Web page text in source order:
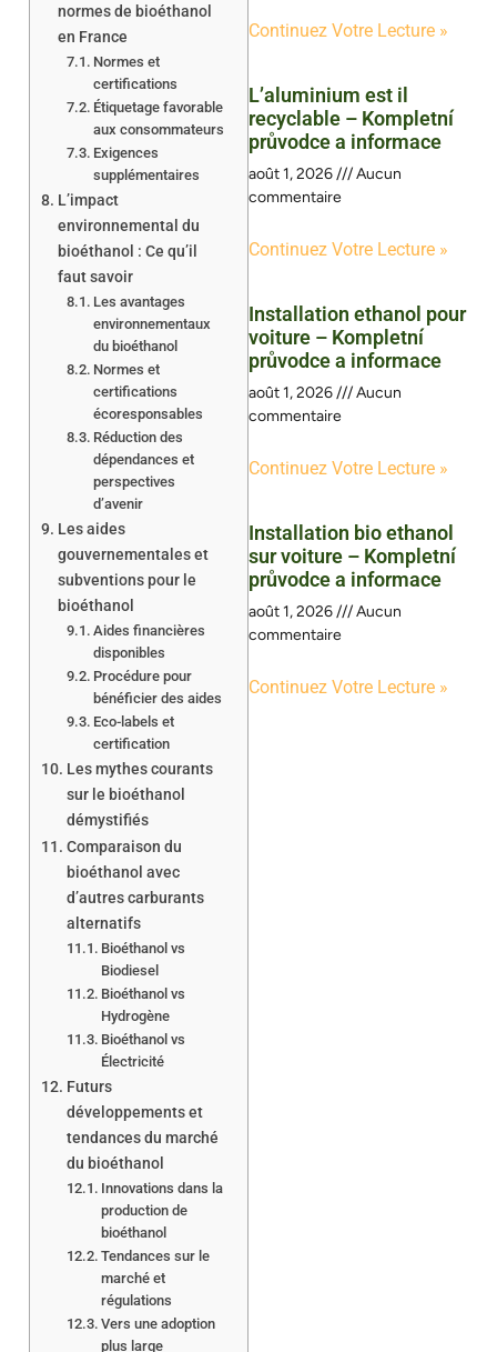
normes de bioéthanol
en France
Normes et
certifications
Étiquetage favorable
aux consommateurs
Exigences
supplémentaires
L’impact
environnemental du
bioéthanol : Ce qu’il
faut savoir
Les avantages
environnementaux
du bioéthanol
Normes et
certifications
écoresponsables
Réduction des
dépendances et
perspectives
d’avenir
Les aides
gouvernementales et
subventions pour le
bioéthanol
Aides financières
disponibles
Procédure pour
bénéficier des aides
Eco-labels et
certification
Les mythes courants
sur le bioéthanol
démystifiés
Comparaison du
bioéthanol avec
d’autres carburants
alternatifs
Bioéthanol vs
Biodiesel
Bioéthanol vs
Hydrogène
Bioéthanol vs
Électricité
Futurs
développements et
tendances du marché
du bioéthanol
Innovations dans la
production de
bioéthanol
Tendances sur le
marché et
régulations
Vers une adoption
plus large
Continuez Votre Lecture »
L’aluminium est il
recyclable – Kompletní
průvodce a informace
août 1, 2026
Aucun
commentaire
Continuez Votre Lecture »
Installation ethanol pour
voiture – Kompletní
průvodce a informace
août 1, 2026
Aucun
commentaire
Continuez Votre Lecture »
Installation bio ethanol
sur voiture – Kompletní
průvodce a informace
août 1, 2026
Aucun
commentaire
Continuez Votre Lecture »